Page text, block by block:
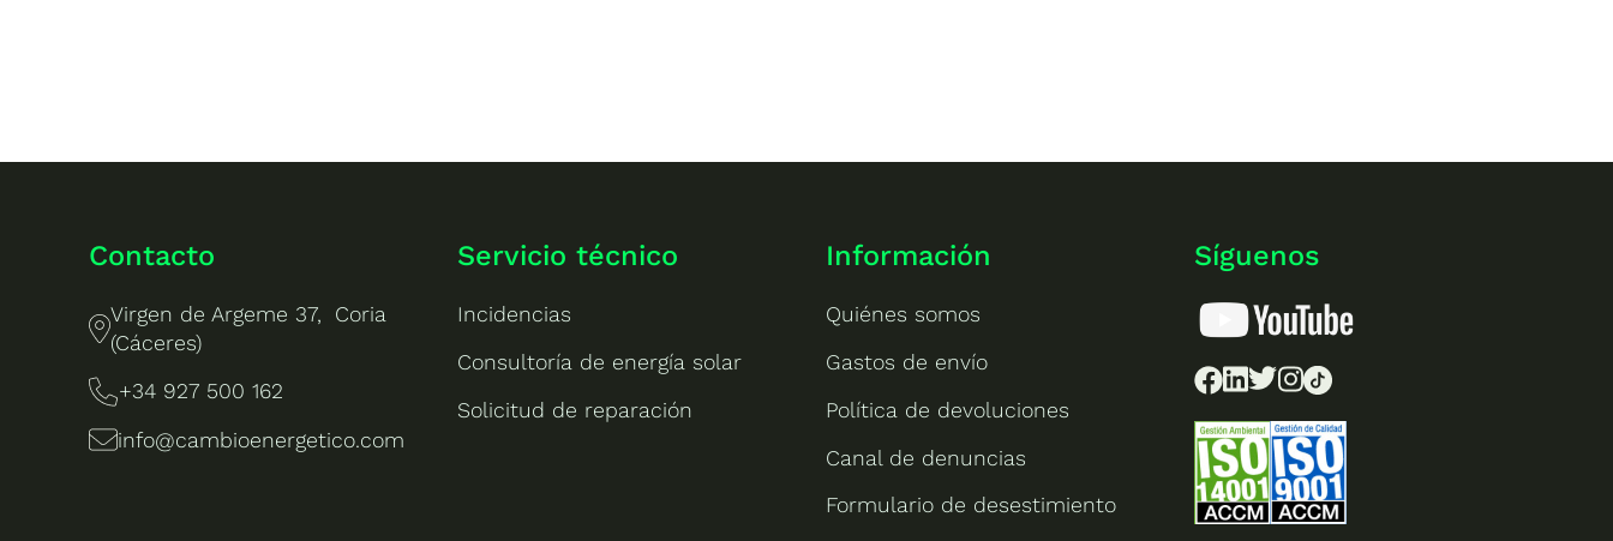
Contacto
Virgen de Argeme 37, Coria
(Cáceres)
+34 927 500 162
info@cambioenergetico.com
Servicio técnico
Incidencias
Consultoría de energía solar
Solicitud de reparación
Información
Quiénes somos
Gastos de envío
Política de devoluciones
Canal de denuncias
Formulario de desestimiento
Síguenos